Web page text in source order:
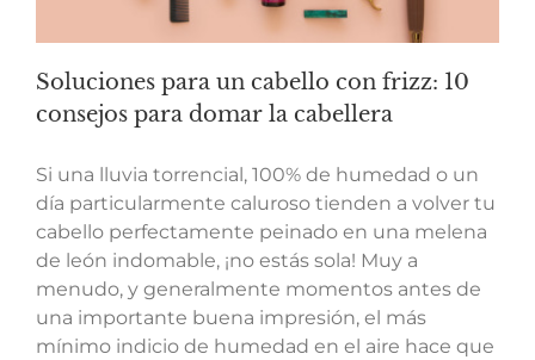
Soluciones para un cabello con frizz: 10
consejos para domar la cabellera
Si una lluvia torrencial, 100% de humedad o un
día particularmente caluroso tienden a volver tu
cabello perfectamente peinado en una melena
de león indomable, ¡no estás sola! Muy a
menudo, y generalmente momentos antes de
una importante buena impresión, el más
mínimo indicio de humedad en el aire hace que